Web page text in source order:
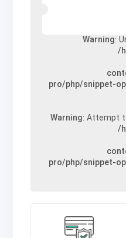
Warning:
/
pro/php/snippet-
Warning: Attempt
/
pro/php/snippet-